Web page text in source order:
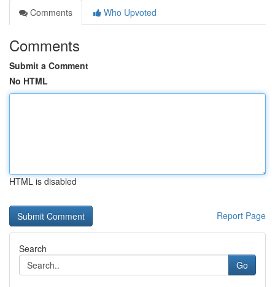
Comments
Who Upvoted
Comments
Submit a Comment
No HTML
HTML is disabled
Report Page
Search
Go